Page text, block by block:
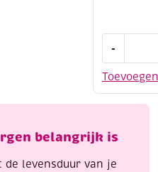
Toevoegen
-
(LxHxB)
aantal
belangrijk is
de levensduur van je